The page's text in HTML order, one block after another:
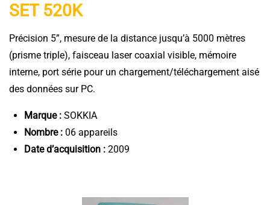
SET 520K
Précision 5”, mesure de la distance jusqu’à 5000 mètres
(prisme triple), faisceau laser coaxial visible, mémoire
interne, port série pour un chargement/téléchargement aisé
des données sur PC.
Marque : SOKKIA
Nombre : 06 appareils
Date d’acquisition : 2009